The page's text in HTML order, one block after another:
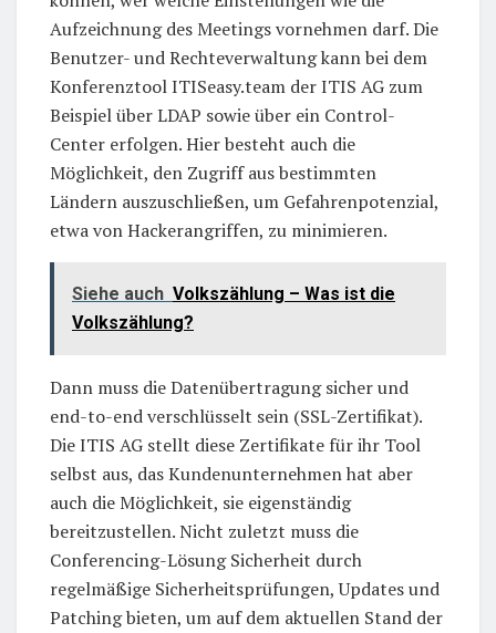
Aufzeichnung des Meetings vornehmen darf. Die
Benutzer- und Rechteverwaltung kann bei dem
Konferenztool ITISeasy.team der ITIS AG zum
Beispiel über LDAP sowie über ein Control-
Center erfolgen. Hier besteht auch die
Möglichkeit, den Zugriff aus bestimmten
Ländern auszuschließen, um Gefahrenpotenzial,
etwa von Hackerangriffen, zu minimieren.
Siehe auch Volkszählung – Was ist die
Volkszählung?
Dann muss die Datenübertragung sicher und
end-to-end verschlüsselt sein (SSL-Zertifikat).
Die ITIS AG stellt diese Zertifikate für ihr Tool
selbst aus, das Kundenunternehmen hat aber
auch die Möglichkeit, sie eigenständig
bereitzustellen. Nicht zuletzt muss die
Conferencing-Lösung Sicherheit durch
regelmäßige Sicherheitsprüfungen, Updates und
Patching bieten, um auf dem aktuellen Stand der